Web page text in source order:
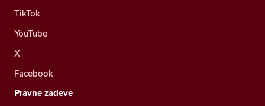
TikTok
YouTube
X
Facebook
Pravne zadeve